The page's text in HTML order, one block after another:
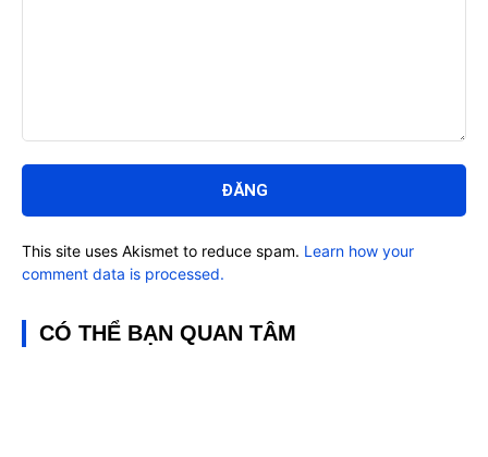
luận:
This site uses Akismet to reduce spam. Learn how your
comment data is processed.
CÓ THỂ BẠN QUAN TÂM